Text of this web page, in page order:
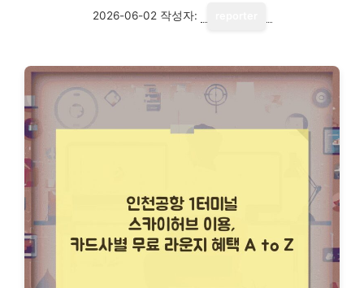
2026-06-02 작성자: